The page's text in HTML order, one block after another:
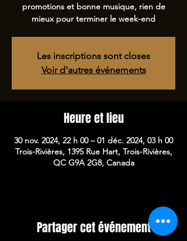
promotions et bonne musique, rien de
mieux pour terminer le week-end
Les inscriptions sont closes
Voir d'autres événements
Heure et lieu
30 nov. 2024, 22 h 00 – 01 déc. 2024, 03 h 00
Trois-Rivières, 1395 Rue Hart, Trois-Rivières,
QC G9A 2G8, Canada
Partager cet événement